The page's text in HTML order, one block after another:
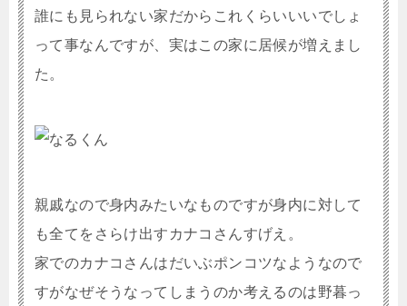
誰にも見られない家だからこれくらいいいでしょ
って事なんですが、実はこの家に居候が増えまし
た。
親戚なので身内みたいなものですが身内に対して
も全てをさらけ出すカナコさんすげえ。
家でのカナコさんはだいぶポンコツなようなので
すがなぜそうなってしまうのか考えるのは野暮っ